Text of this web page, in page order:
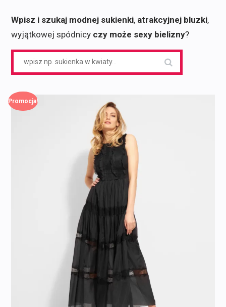
Wpisz i szukaj modnej sukienki, atrakcyjnej bluzki,
wyjątkowej spódnicy czy może sexy bielizny?
Promocja!